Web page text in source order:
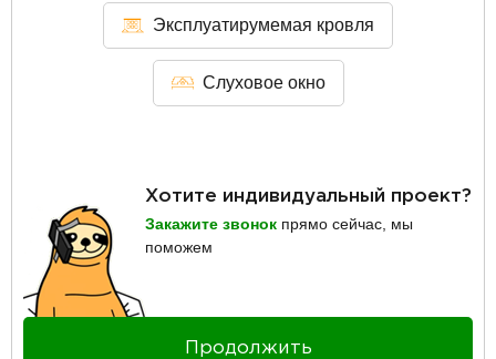
Эксплуатирумемая кровля
Слуховое окно
Хотите индивидуальный проект?
Закажите звонок прямо сейчас, мы
поможем
Продолжить